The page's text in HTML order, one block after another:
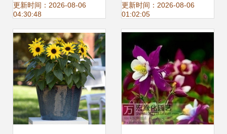
树苗图片】-
更新时间：2026-08-06
04:30:48
更新时间：2026-08-06
01:02:05